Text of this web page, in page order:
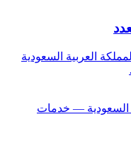
العربية السعودية